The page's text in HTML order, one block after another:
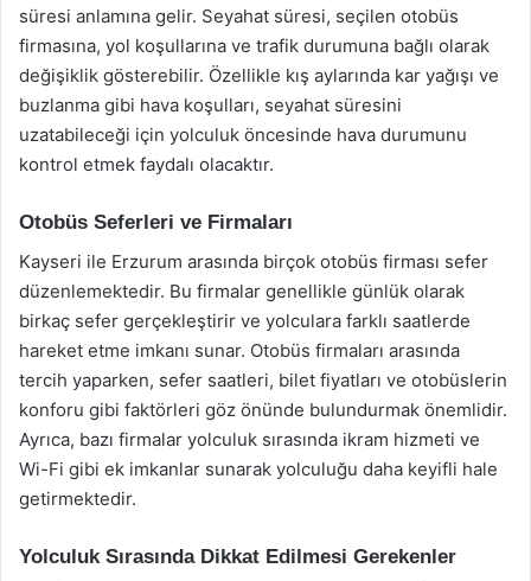
süresi anlamına gelir. Seyahat süresi, seçilen otobüs
firmasına, yol koşullarına ve trafik durumuna bağlı olarak
değişiklik gösterebilir. Özellikle kış aylarında kar yağışı ve
buzlanma gibi hava koşulları, seyahat süresini
uzatabileceği için yolculuk öncesinde hava durumunu
kontrol etmek faydalı olacaktır.
Otobüs Seferleri ve Firmaları
Kayseri ile Erzurum arasında birçok otobüs firması sefer
düzenlemektedir. Bu firmalar genellikle günlük olarak
birkaç sefer gerçekleştirir ve yolculara farklı saatlerde
hareket etme imkanı sunar. Otobüs firmaları arasında
tercih yaparken, sefer saatleri, bilet fiyatları ve otobüslerin
konforu gibi faktörleri göz önünde bulundurmak önemlidir.
Ayrıca, bazı firmalar yolculuk sırasında ikram hizmeti ve
Wi-Fi gibi ek imkanlar sunarak yolculuğu daha keyifli hale
getirmektedir.
Yolculuk Sırasında Dikkat Edilmesi Gerekenler